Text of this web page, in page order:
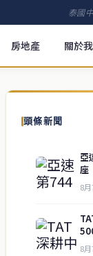
泰國
房地產 關於
頭條新聞
亞
座
8
8